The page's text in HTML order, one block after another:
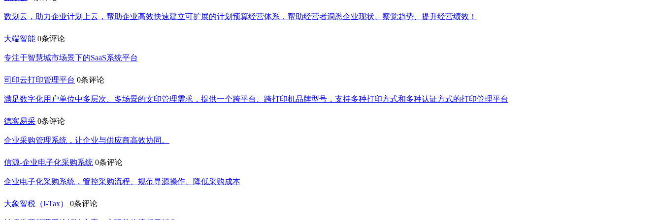
数划云，助力企业计划上云，帮助企业高效快速建立可扩展的计划预算经营体系，帮助经营者洞悉企业现状、察觉趋势、提升经营绩效！
大端智能 0条评论
专注于智慧城市场景下的SaaS系统平台
司印云打印管理平台 0条评论
满足数字化用户单位中多层次、多场景的文印管理需求，提供一个跨平台、跨打印机品牌型号，支持多种打印方式和多种认证方式的打印管理平台
德客易采 0条评论
企业采购管理系统，让企业与供应商高效协同。
信源-企业电子化采购系统 0条评论
企业电子化采购系统，管控采购流程、规范寻源操作、降低采购成本
大象智税（I-Tax） 0条评论